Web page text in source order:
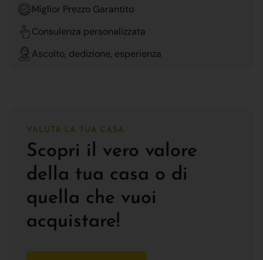
Miglior Prezzo Garantito
Consulenza personalizzata
Ascolto, dedizione, esperienza
VALUTA LA TUA CASA
Scopri il vero valore
della tua casa o di
quella che vuoi
acquistare!